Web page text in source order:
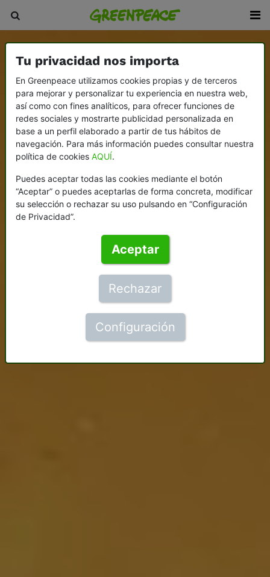
Tu privacidad nos importa
En Greenpeace utilizamos cookies propias y de terceros
para mejorar y personalizar tu experiencia en nuestra web,
así como con fines analíticos, para ofrecer funciones de
redes sociales y mostrarte publicidad personalizada en
base a un perfil elaborado a partir de tus hábitos de
navegación. Para más información puedes consultar nuestra
política de cookies AQUÍ.
Puedes aceptar todas las cookies mediante el botón
“Aceptar” o puedes aceptarlas de forma concreta, modificar
su selección o rechazar su uso pulsando en “Configuración
de Privacidad”.
Aceptar
Rechazar
Configuración